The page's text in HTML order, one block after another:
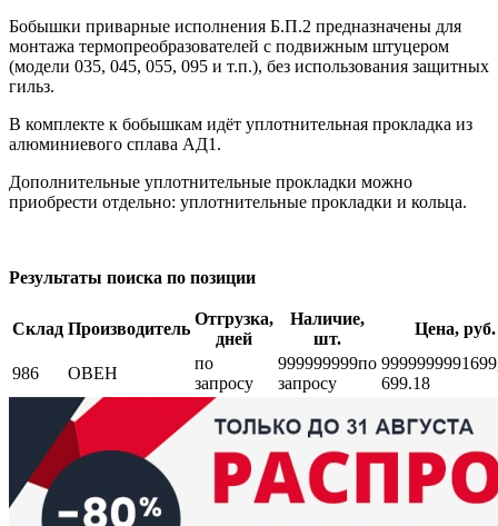
Бобышки приварные исполнения Б.П.2 предназначены для
монтажа термопреобразователей с подвижным штуцером
(модели 035, 045, 055, 095 и т.п.), без использования защитных
гильз.
В комплекте к бобышкам идёт уплотнительная прокладка из
алюминиевого сплава АД1.
Дополнительные уплотнительные прокладки можно
приобрести отдельно: уплотнительные прокладки и кольца.
Результаты поиска по позиции
Склад Производитель
Отгрузка,
дней
Наличие,
шт.
Цена, руб.
986 ОВЕН
по
запросу
999999999по
запросу
999999999
699.18